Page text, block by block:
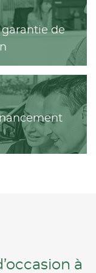
garantie de
à